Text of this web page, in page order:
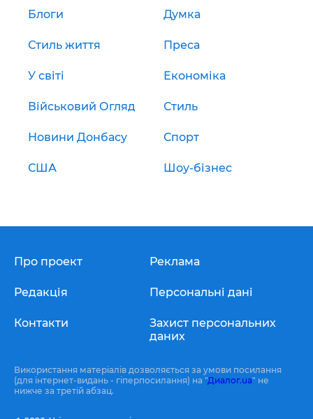
Блоги Думка
Стиль життя Преса
У світі Економіка
Військовий Огляд Стиль
Новини Донбасу Спорт
США Шоу-бізнес
Про проект
Редакція
Контакти
Реклама
Персональні дані
Захист персональних
даних
Використання матеріалів дозволяється за умови посилання
(для інтернет-видань - гіперпосилання) на "Диалог.ua" не
нижче за третій абзац.